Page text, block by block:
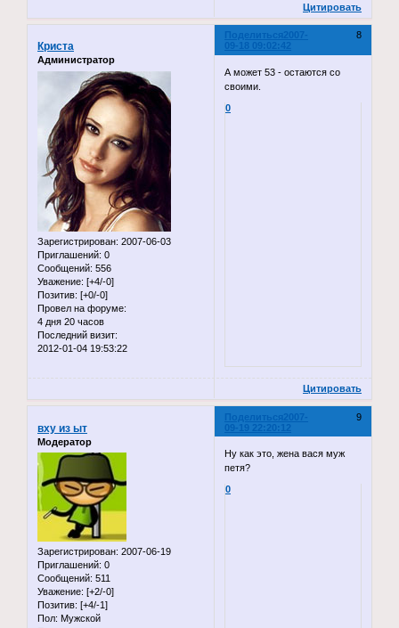
Цитировать
Поделиться 8
2007-
09-18 09:02:42
Криста
Администратор
Зарегистрирован: 2007-06-03
Приглашений: 0
Сообщений: 556
Уважение: [+4/-0]
Позитив: [+0/-0]
Провел на форуме:
4 дня 20 часов
Последний визит:
2012-01-04 19:53:22
А может 53 - остаются со
своими.
0
Цитировать
Поделиться 9
2007-
09-19 22:20:12
вху из ыт
Модератор
Зарегистрирован: 2007-06-19
Приглашений: 0
Сообщений: 511
Уважение: [+2/-0]
Позитив: [+4/-1]
Пол: Мужской
Ну как это, жена вася муж
петя?
0